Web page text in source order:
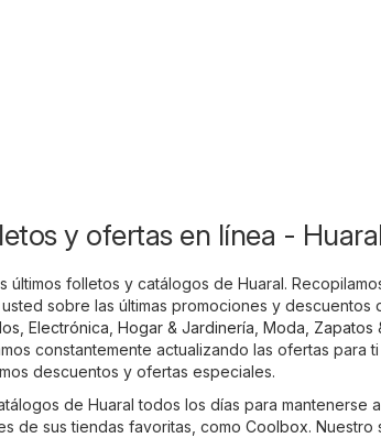
y ofertas en línea -
últimos folletos y catálogos de Huaral.
sobre las últimas promociones y descuentos
Electrónica Hogar & Jardinería Moda, Zapatos
constantemente actualizando las ofertas para
descuentos y ofertas especiales.
de Huaral todos los días para mantenerse
de sus tiendas favoritas, como Coolbox. Nuestro